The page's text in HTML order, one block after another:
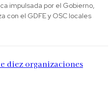
impulsada por el Gobierno,
con el GDFE y OSC locales
diez organizaciones